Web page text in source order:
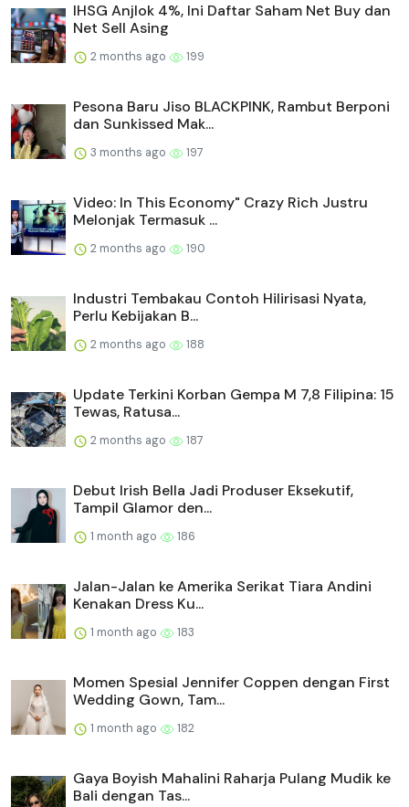
IHSG Anjlok 4%, Ini Daftar Saham Net Buy dan
Net Sell Asing
2 months ago 199
Pesona Baru Jiso BLACKPINK, Rambut Berponi
dan Sunkissed Mak...
3 months ago 197
Video: In This Economy" Crazy Rich Justru
Melonjak Termasuk ...
2 months ago 190
Industri Tembakau Contoh Hilirisasi Nyata,
Perlu Kebijakan B...
2 months ago 188
Update Terkini Korban Gempa M 7,8 Filipina: 15
Tewas, Ratusa...
2 months ago 187
Debut Irish Bella Jadi Produser Eksekutif,
Tampil Glamor den...
1 month ago 186
Jalan-Jalan ke Amerika Serikat Tiara Andini
Kenakan Dress Ku...
1 month ago 183
Momen Spesial Jennifer Coppen dengan First
Wedding Gown, Tam...
1 month ago 182
Gaya Boyish Mahalini Raharja Pulang Mudik ke
Bali dengan Tas...